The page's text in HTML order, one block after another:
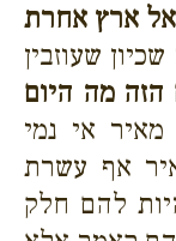
אל ארץ אחרת
שעוזבין
הזה מה היום
אי נמי
אף עשרת
להם חלק